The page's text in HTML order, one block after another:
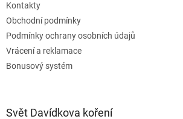
Kontakty
Obchodní podmínky
Podmínky ochrany osobních údajů
Vrácení a reklamace
Bonusový systém
Svět Davídkova koření